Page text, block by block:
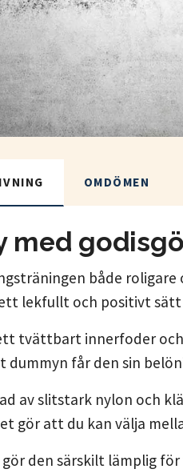
OMDÖMEN
med
både
lekfullt och positivt
tvättbart innerfoder
dummyn får den sin
av slitstark nylon och
gör att du kan välja
den särskilt lämplig